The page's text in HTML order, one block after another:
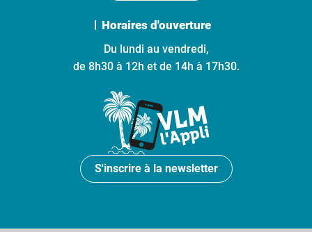
Horaires d'ouverture
Du lundi au vendredi,
de 8h30 à 12h et de 14h à 17h30.
S'inscrire à la newsletter